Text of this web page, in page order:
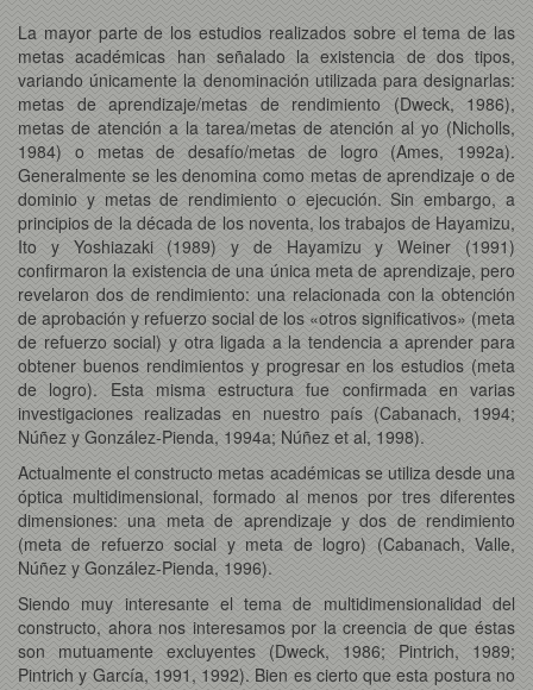
La mayor parte de los estudios realizados sobre el tema de las
metas académicas han señalado la existencia de dos tipos,
variando únicamente la denominación utilizada para designarlas:
metas de aprendizaje/metas de rendimiento (Dweck, 1986),
metas de atención a la tarea/metas de atención al yo (Nicholls,
1984) o metas de desafío/metas de logro (Ames, 1992a).
Generalmente se les denomina como metas de aprendizaje o de
dominio y metas de rendimiento o ejecución. Sin embargo, a
principios de la década de los noventa, los trabajos de Hayamizu,
Ito y Yoshiazaki (1989) y de Hayamizu y Weiner (1991)
confirmaron la existencia de una única meta de aprendizaje, pero
revelaron dos de rendimiento: una relacionada con la obtención
de aprobación y refuerzo social de los «otros significativos» (meta
de refuerzo social) y otra ligada a la tendencia a aprender para
obtener buenos rendimientos y progresar en los estudios (meta
de logro). Esta misma estructura fue confirmada en varias
investigaciones realizadas en nuestro país (Cabanach, 1994;
Núñez y González-Pienda, 1994a; Núñez et al, 1998).
Actualmente el constructo metas académicas se utiliza desde una
óptica multidimensional, formado al menos por tres diferentes
dimensiones: una meta de aprendizaje y dos de rendimiento
(meta de refuerzo social y meta de logro) (Cabanach, Valle,
Núñez y González-Pienda, 1996).
Siendo muy interesante el tema de multidimensionalidad del
constructo, ahora nos interesamos por la creencia de que éstas
son mutuamente excluyentes (Dweck, 1986; Pintrich, 1989;
Pintrich y García, 1991, 1992). Bien es cierto que esta postura no